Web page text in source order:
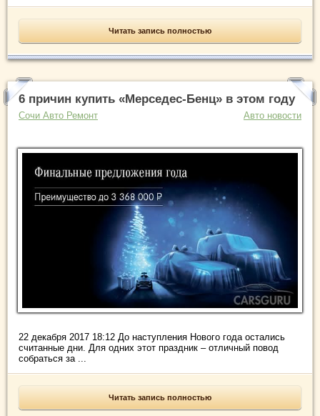
Читать запись полностью
6 причин купить «Мерседес-Бенц» в этом году
Сочи Авто Ремонт Авто новости
22 декабря 2017 18:12 До наступления Нового года остались
считанные дни. Для одних этот праздник ­– отличный повод
собраться за ...
Читать запись полностью